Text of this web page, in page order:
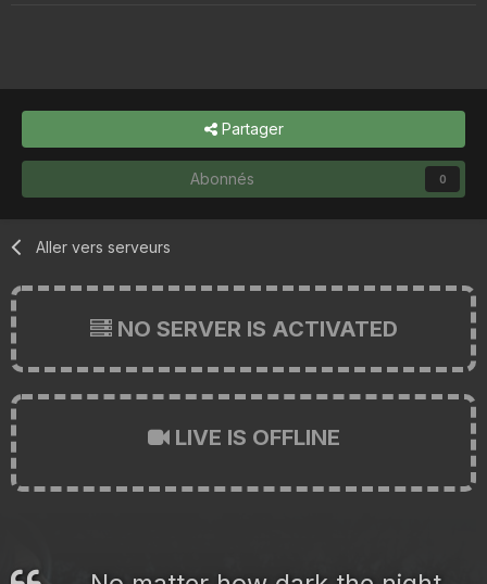
Partager
Abonnés 0
Aller vers serveurs
NO SERVER IS ACTIVATED
LIVE IS OFFLINE